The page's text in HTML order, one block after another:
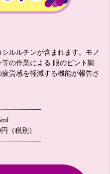
ルルチンが含まれます。モノ
の作業による 眼のピント調
労感を軽減する機能が報告さ
（税別）